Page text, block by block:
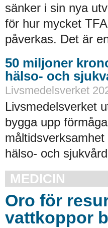
sänker i sin nya
för hur mycket
påverkas. Det är
50 miljoner
hälso- och
Livsmedelsverket
Livsmedelsverket
bygga upp
hälso- och
MEDICIN
Oro för
vattkoppor